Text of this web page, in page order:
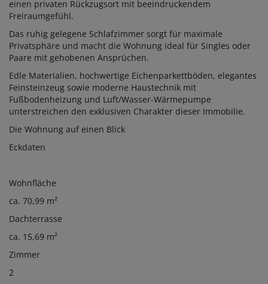
einen privaten Rückzugsort mit beeindruckendem
Freiraumgefühl.
Das ruhig gelegene Schlafzimmer sorgt für maximale
Privatsphäre und macht die Wohnung ideal für Singles oder
Paare mit gehobenen Ansprüchen.
Edle Materialien, hochwertige Eichenparkettböden, elegantes
Feinsteinzeug sowie moderne Haustechnik mit
Fußbodenheizung und Luft/Wasser-Wärmepumpe
unterstreichen den exklusiven Charakter dieser Immobilie.
Die Wohnung auf einen Blick
Eckdaten
Wohnfläche
ca. 70,99 m²
Dachterrasse
ca. 15,69 m²
Zimmer
2